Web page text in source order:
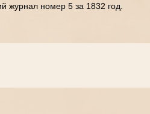
журнал номер 5 за 1832 год.